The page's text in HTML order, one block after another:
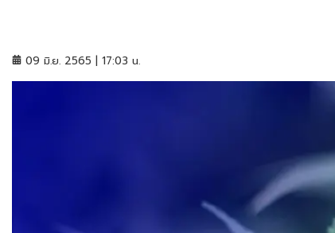
09 มิ.ย. 2565 | 17:03 น.